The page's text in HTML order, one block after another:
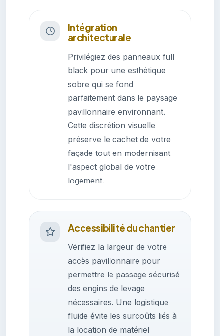
Intégration
architecturale
Privilégiez des panneaux full
black pour une esthétique
sobre qui se fond
parfaitement dans le paysage
pavillonnaire environnant.
Cette discrétion visuelle
préserve le cachet de votre
façade tout en modernisant
l'aspect global de votre
logement.
Accessibilité du chantier
Vérifiez la largeur de votre
accès pavillonnaire pour
permettre le passage sécurisé
des engins de levage
nécessaires. Une logistique
fluide évite les surcoûts liés à
la location de matériel